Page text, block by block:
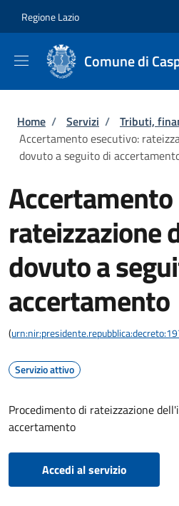
Regione Lazio
Comune di
Briciole di pane
Home / Servizi / Tributi,
Accertamento esecutivo:
dovuto a seguito di
rateizzazione
dovuto a
accertamento
(
Servizio attivo
Procedimento di rateizzazione
accertamento
Accedi al servizio